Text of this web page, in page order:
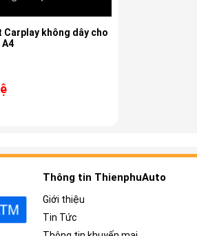
Carplay không dây cho
A4
Thông tin ThienphuAuto
Giới thiệu
Tin Tức